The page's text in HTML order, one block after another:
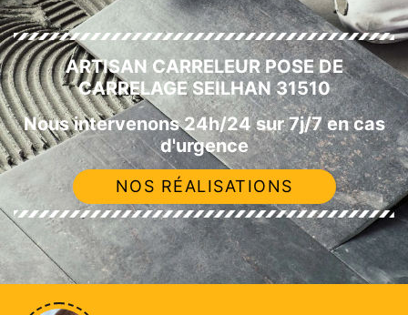
ARTISAN CARRELEUR POSE DE
CARRELAGE SEILHAN 31510
Nous intervenons 24h/24 sur 7j/7 en cas
d'urgence
NOS RÉALISATIONS